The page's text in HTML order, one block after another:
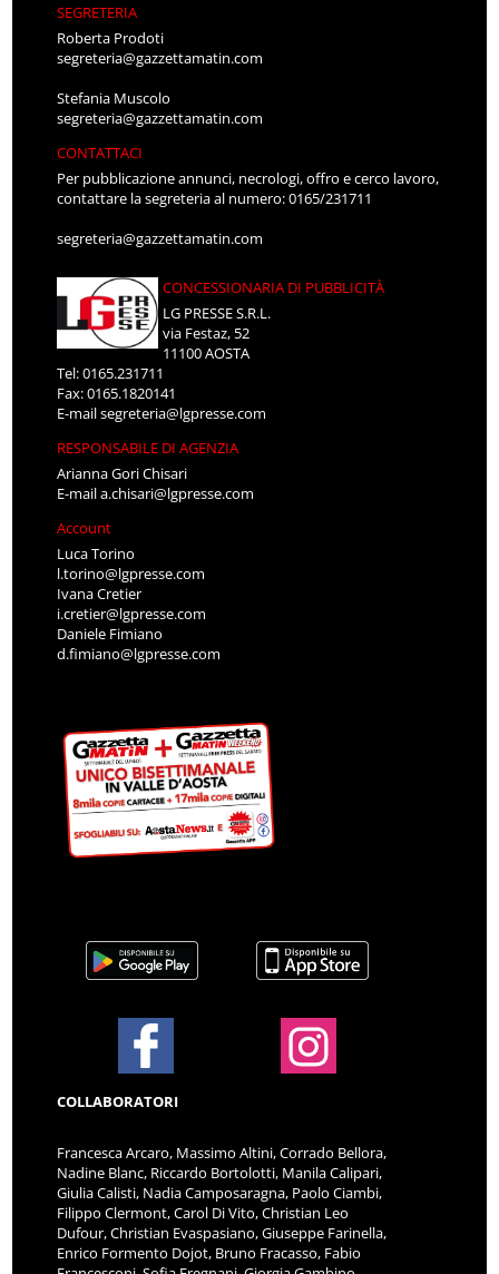
SEGRETERIA
Roberta Prodoti
segreteria@gazzettamatin.com
Stefania Muscolo
segreteria@gazzettamatin.com
CONTATTACI
Per pubblicazione annunci, necrologi, offro e cerco lavoro,
contattare la segreteria al numero: 0165/231711
segreteria@gazzettamatin.com
CONCESSIONARIA DI PUBBLICITÀ
LG PRESSE S.R.L.
via Festaz, 52
11100 AOSTA
Tel: 0165.231711
Fax: 0165.1820141
E-mailsegreteria@lgpresse.com
RESPONSABILE DI AGENZIA
Arianna Gori Chisari
E-maila.chisari@lgpresse.com
Account
Luca Torino
l.torino@lgpresse.com
Ivana Cretier
i.cretier@lgpresse.com
Daniele Fimiano
d.fimiano@lgpresse.com
COLLABORATORI
Francesca Arcaro, Massimo Altini, Corrado Bellora,
Nadine Blanc, Riccardo Bortolotti, Manila Calipari,
Giulia Calisti, Nadia Camposaragna, Paolo Ciambi,
Filippo Clermont, Carol Di Vito, Christian Leo
Dufour, Christian Evaspasiano, Giuseppe Farinella,
Enrico Formento Dojot, Bruno Fracasso, Fabio